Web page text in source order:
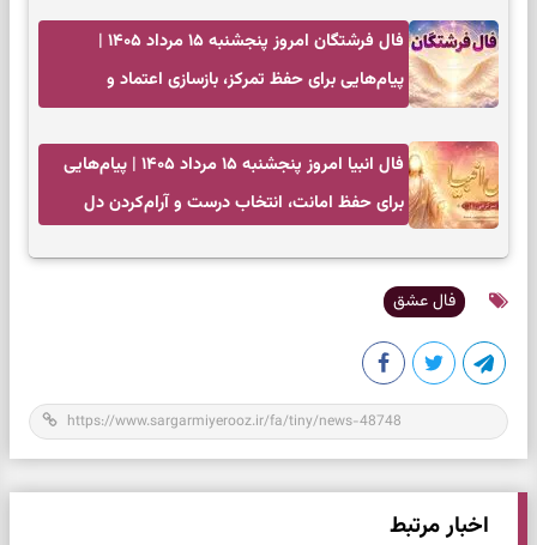
فال فرشتگان امروز پنجشنبه ۱۵ مرداد ۱۴۰۵ |
پیام‌هایی برای حفظ تمرکز، بازسازی اعتماد و
فال انبیا امروز پنجشنبه ۱۵ مرداد ۱۴۰۵ | پیام‌هایی
برای حفظ امانت، انتخاب درست و آرام‌کردن دل
فال عشق
اخبار مرتبط